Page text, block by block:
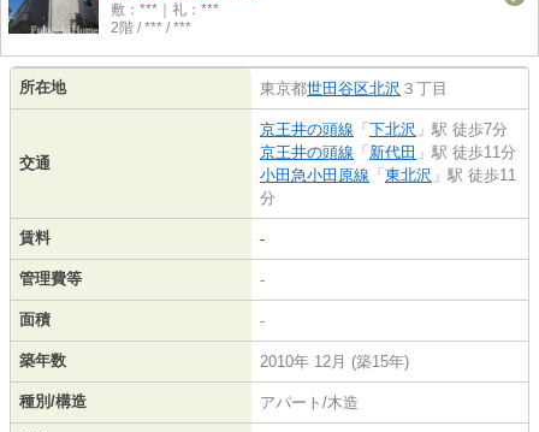
敷：***｜礼：***
2階 / *** / ***
所在地 東京都世田谷区北沢 ３丁目
交通
京王井の頭線 「 下北沢 」駅 徒歩7分
京王井の頭線 「 新代田 」駅 徒歩11分
小田急小田原線 「 東北沢 」駅 徒歩11
分
賃料 -
管理費等 -
面積 -
築年数 2010年 12月 (築15年)
種別/構造 アパート/木造